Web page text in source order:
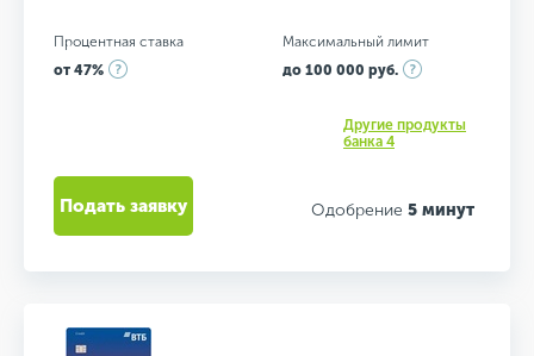
Процентная ставка
от 47%
Максимальный лимит
до 100 000 руб.
Другие продукты
банка 4
Одобрение 5 минут
Подать заявку